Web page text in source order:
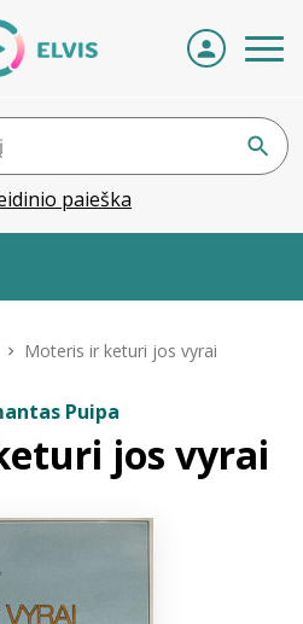
paieška
Moteris ir keturi jos vyrai
Puipa
jos vyrai